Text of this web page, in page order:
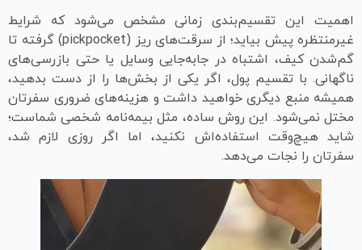
اهمیت این تقسیم‌بندی زمانی مشخص می‌شود که شرایط
غیرمنتظره پیش بیاید؛ از سرقت‌های ریز (pickpocket) گرفته تا
گم‌شدن کیف، اشتباه در جا‌به‌جایی وسایل یا حتی بازرسی‌های
ناگهانی. با تقسیم پول، اگر یکی از بخش‌ها را از دست بدهید،
همیشه منبع دیگری خواهید داشت و هزینه‌های ضروری سفرتان
مختل نمی‌شود. این روش ساده، مثل بیمه‌نامه شخصی شماست؛
شاید هیچ‌وقت استفاده‌اش نکنید، اما اگر روزی لازم شد،
سفرتان را نجات می‌دهد.